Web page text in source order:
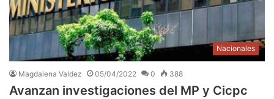
Nacionales
Magdalena Valdez 05/04/2022 0 388
Avanzan investigaciones del MP y Cicpc